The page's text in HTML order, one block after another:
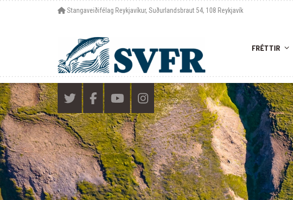
Stangaveiðifélag Reykjavíkur, Suðurlandsbraut 54, 108 Reykjavík
FRÉTTIR